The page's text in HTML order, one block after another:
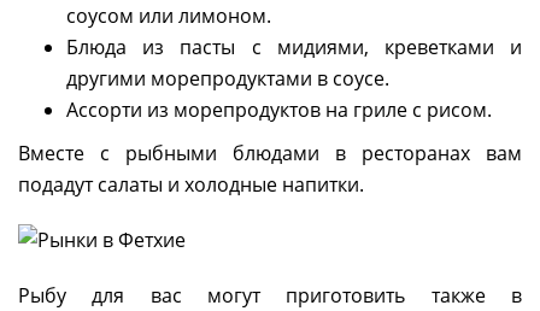
соусом или лимоном.
Блюда из пасты с мидиями, креветками и
другими морепродуктами в соусе.
Ассорти из морепродуктов на гриле с рисом.
Вместе с рыбными блюдами в ресторанах вам
подадут салаты и холодные напитки.
Рыбу для вас могут приготовить также в